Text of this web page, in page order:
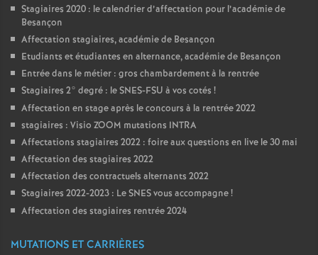
Stagiaires 2020 : le calendrier d’affectation pour l’académie de
Besançon
Affectation stagiaires, académie de Besançon
Etudiants et étudiantes en alternance, académie de Besançon
Entrée dans le métier : gros chambardement à la rentrée
Stagiaires 2° degré : le SNES-FSU à vos cotés !
Affectation en stage après le concours à la rentrée 2022
stagiaires : Visio ZOOM mutations INTRA
Affectations stagiaires 2022 : foire aux questions en live le 30 mai
Affectation des stagiaires 2022
Affectation des contractuels alternants 2022
Stagiaires 2022-2023 : Le SNES vous accompagne!
Affectation des stagiaires rentrée 2024
MUTATIONS ET CARRIÈRES